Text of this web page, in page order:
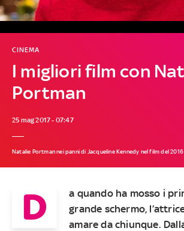
I migliori film con
Portman
CINEMA
25 mag 2017 - 07:47
Natalie Portman nei panni di Jacqueline Kennedy nel film del
D
a quando ha mosso i
grande schermo,
amare da chiunque.